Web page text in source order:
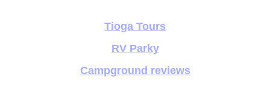
Tioga Tours
RV Parky
Campground reviews